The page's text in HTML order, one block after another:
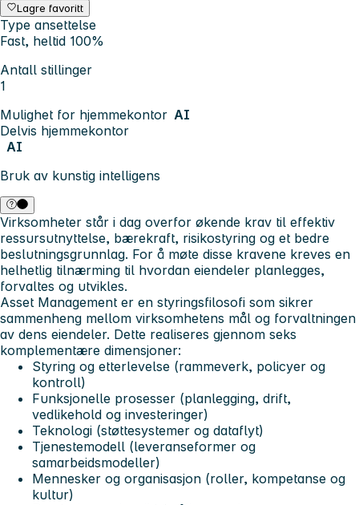
Lagre favoritt
Type ansettelse
Fast, heltid 100%
Antall stillinger
1
Mulighet for hjemmekontor AI
Delvis hjemmekontor
AI
Bruk av kunstig intelligens
Virksomheter står i dag overfor økende krav til effektiv
ressursutnyttelse, bærekraft, risikostyring og et bedre
beslutningsgrunnlag. For å møte disse kravene kreves en
helhetlig tilnærming til hvordan eiendeler planlegges,
forvaltes og utvikles.
Asset Management er en styringsfilosofi som sikrer
sammenheng mellom virksomhetens mål og forvaltningen
av dens eiendeler. Dette realiseres gjennom seks
komplementære dimensjoner:
Styring og etterlevelse (rammeverk, policyer og
kontroll)
Funksjonelle prosesser (planlegging, drift,
vedlikehold og investeringer)
Teknologi (støttesystemer og dataflyt)
Tjenestemodell (leveranseformer og
samarbeidsmodeller)
Mennesker og organisasjon (roller, kompetanse og
kultur)